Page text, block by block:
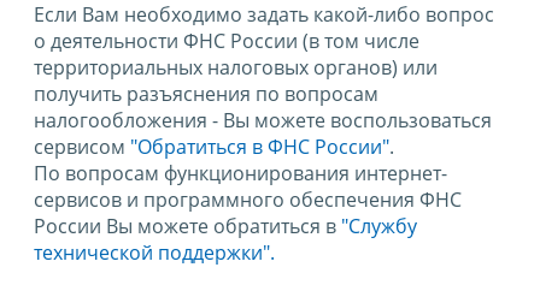
Если Вам необходимо задать какой-либо вопрос
о деятельности ФНС России (в том числе
территориальных налоговых органов) или
получить разъяснения по вопросам
налогообложения - Вы можете воспользоваться
сервисом "Обратиться в ФНС России".
По вопросам функционирования интернет-
сервисов и программного обеспечения ФНС
России Вы можете обратиться в "Службу
технической поддержки".